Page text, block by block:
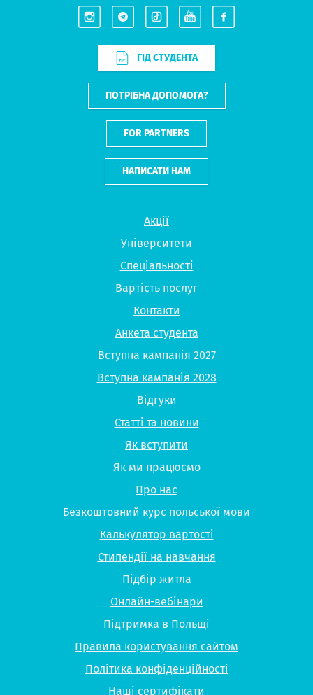
Акції
Університети
Спеціальності
Вартість послуг
Контакти
Анкета студента
Вступна кампанія 2027
Вступна кампанія 2028
Відгуки
Статті та новини
Як вступити
Як ми працюємо
Про нас
Безкоштовний курс польської мови
Калькулятор вартості
Стипендії на навчання
Підбір житла
Онлайн-вебінари
Підтримка в Польщі
Правила користування сайтом
Політика конфіденційності
Наші сертифікати
ГІД СТУДЕНТА
ПОТРІБНА ДОПОМОГА?
FOR PARTNERS
НАПИСАТИ НАМ